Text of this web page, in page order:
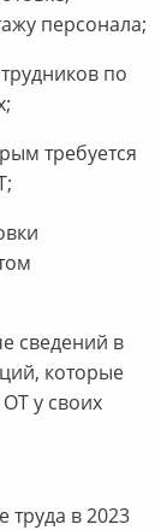
персонала;
по
требуется
сведений в
которые
у своих
труда в 2023